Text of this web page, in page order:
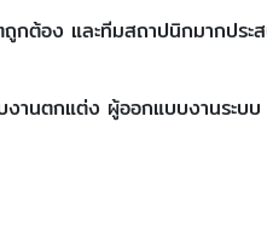
กต้อง และทีมสถาปนิกมากปร
านตกแต่ง ผู้ออกแบบงานระบ